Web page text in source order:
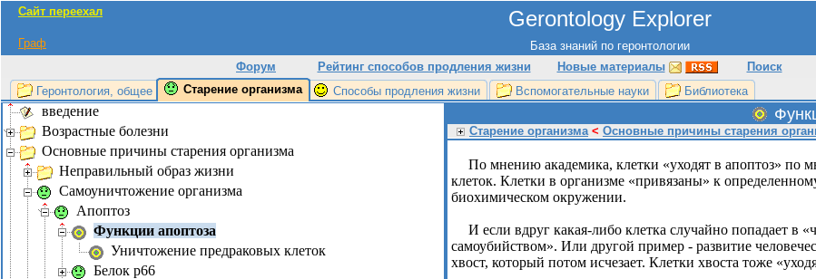
Сайт переехал Gerontology Explorer
База знаний по геронтологии
Граф
Форум
Рейтинг способов продления жизни Новые материалы Поиск
Геронтология, общее
Старение организма Способы продления жизни Вспомогательные науки Библиотека
введение
Возрастные болезни
Основные причины старения организма
Неправильный образ жизни
Самоуничтожение организма
Апоптоз
Функции апоптоза
Уничтожение предраковых клеток
Белок p66
Старение организма< Основные причины старения
По мнению академика, клетки «уходят в апоптоз»
клеток. Клетки в организме «привязаны» к
биохимическом окружении.
И если вдруг какая-либо клетка случайно попадает в
самоубийством». Или другой пример - развитие
хвост, который потом исчезает. Клетки хвоста тоже